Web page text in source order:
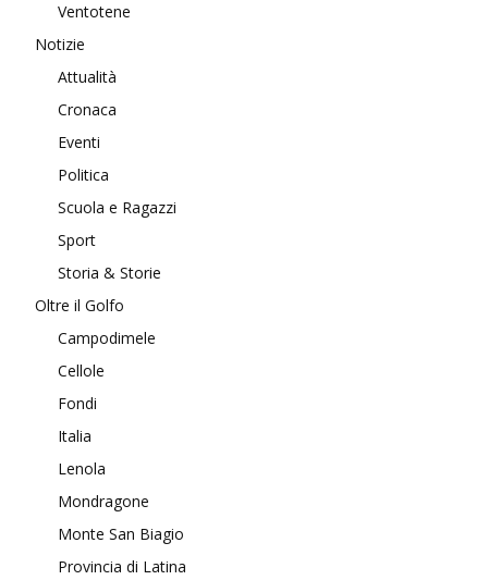
Ventotene
Notizie
Attualità
Cronaca
Eventi
Politica
Scuola e Ragazzi
Sport
Storia & Storie
Oltre il Golfo
Campodimele
Cellole
Fondi
Italia
Lenola
Mondragone
Monte San Biagio
Provincia di Latina